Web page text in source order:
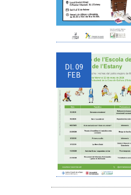
Dl. 09
FEB